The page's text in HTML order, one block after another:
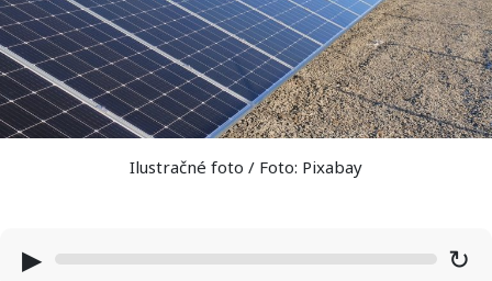
Ilustračné foto / Foto: Pixabay
▶ ↻